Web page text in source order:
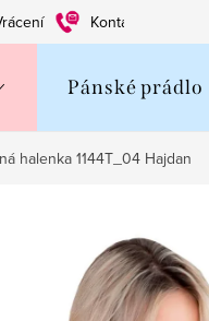
Kontakty
Pánské prádlo
halenka 1144T_04 Hajdan